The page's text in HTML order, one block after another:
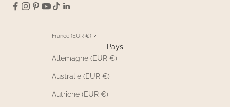
France (EUR €)
Pays
Allemagne (EUR €)
Australie (EUR €)
Autriche (EUR €)